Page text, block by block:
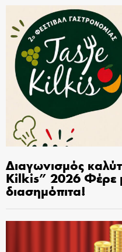
Διαγωνισμός
Kilkis” 2026 Φέρε
διασημόπιτα!